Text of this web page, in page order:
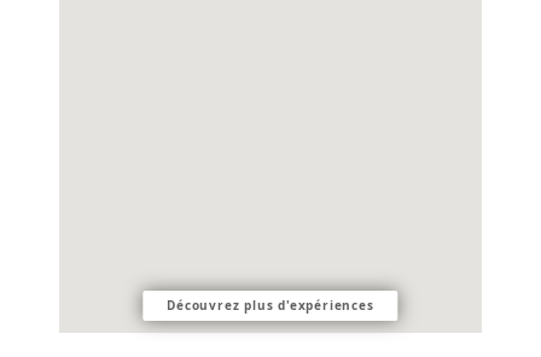
Découvrez plus d'expériences